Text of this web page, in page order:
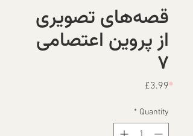
قصه‌های تصویری
از پروین اعتصامی
۷
£3.99
Quantity
*